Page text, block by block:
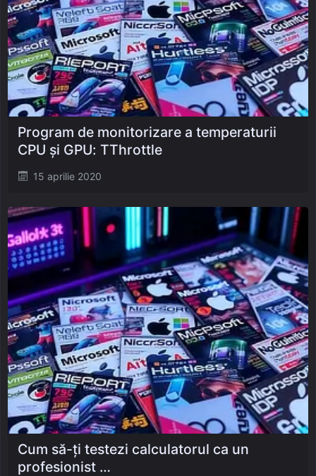
Posted
15 aprilie 2020
Program de monitorizare a temperaturii
CPU și GPU: TThrottle
Cum să-ți testezi calculatorul ca un
profesionist …